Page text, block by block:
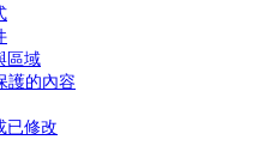
區域
護的內容
已修改